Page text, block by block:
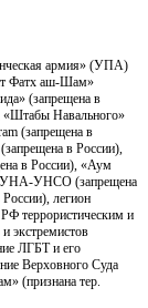
армия» (УПА)
Фатх аш-Шам»
(запрещена в
«Штабы Навального»
(запрещена в
в России),
в России), «Аум
УНА-УНСО (запрещена
легион
террористическим и
экстремистов
ЛГБТ и его
Верховного Суда
(признана тер.